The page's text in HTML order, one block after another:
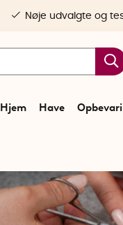
Hjem Have
Nøje udvalgte og